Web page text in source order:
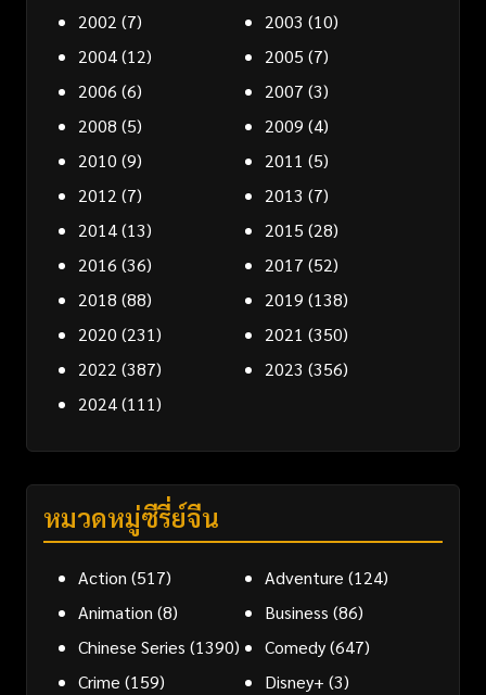
2002 (7) 2003 (10)
2004(12) 2005 (7)
2006 (6) 2007 (3)
2008 (5) 2009 (4)
2010 (9) 2011 (5)
2012 (7) 2013 (7)
2014(13) 2015 (28)
2016 (36) 2017 (52)
2018 (88) 2019 (138)
2020 (231) 2021 (350)
2022 (387) 2023 (356)
2024(111)
หมวดหมู่ซีรี่ย์จีน
Action (517) Adventure (124)
Animation (8) Business (86)
Chinese Series (1390) Comedy(647)
Crime (159) Disney+ (3)